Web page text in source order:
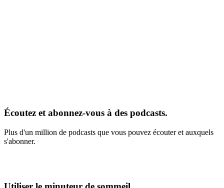
Écoutez et abonnez-vous à des podcasts.
Plus d'un million de podcasts que vous pouvez écouter et auxquels
s'abonner.